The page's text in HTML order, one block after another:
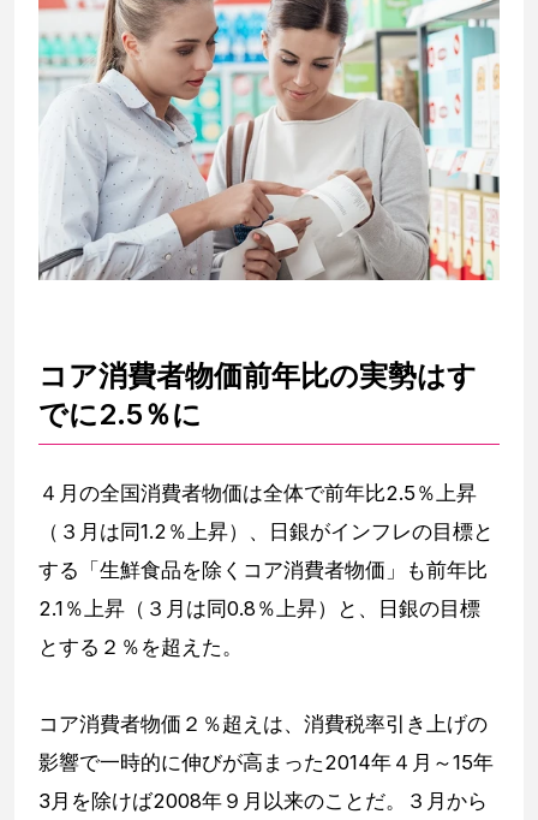
コア消費者物価前年比の実勢はす
でに2.5％に
４月の全国消費者物価は全体で前年比2.5％上昇
（３月は同1.2％上昇）、日銀がインフレの目標と
する「生鮮食品を除くコア消費者物価」も前年比
2.1％上昇（３月は同0.8％上昇）と、日銀の目標
とする２％を超えた。
コア消費者物価２％超えは、消費税率引き上げの
影響で一時的に伸びが高まった2014年４月～15年
3月を除けば2008年９月以来のことだ。３月から